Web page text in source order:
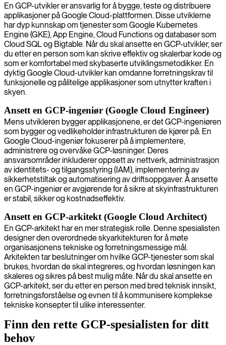
En GCP-utvikler er ansvarlig for å bygge, teste og distribuere
applikasjoner på Google Cloud-plattformen. Disse utviklerne
har dyp kunnskap om tjenester som Google Kubernetes
Engine (GKE), App Engine, Cloud Functions og databaser som
Cloud SQL og Bigtable. Når du skal ansette en GCP-utvikler, ser
du etter en person som kan skrive effektiv og skalerbar kode og
som er komfortabel med skybaserte utviklingsmetodikker. En
dyktig Google Cloud-utvikler kan omdanne forretningskrav til
funksjonelle og pålitelige applikasjoner som utnytter kraften i
skyen.
Ansett en GCP-ingeniør (Google Cloud Engineer)
Mens utvikleren bygger applikasjonene, er det GCP-ingeniøren
som bygger og vedlikeholder infrastrukturen de kjører på. En
Google Cloud-ingeniør fokuserer på å implementere,
administrere og overvåke GCP-løsninger. Deres
ansvarsområder inkluderer oppsett av nettverk, administrasjon
av identitets- og tilgangsstyring (IAM), implementering av
sikkerhetstiltak og automatisering av driftsoppgaver. Å ansette
en GCP-ingeniør er avgjørende for å sikre at skyinfrastrukturen
er stabil, sikker og kostnadseffektiv.
Ansett en GCP-arkitekt (Google Cloud Architect)
En GCP-arkitekt har en mer strategisk rolle. Denne spesialisten
designer den overordnede skyarkitekturen for å møte
organisasjonens tekniske og forretningsmessige mål.
Arkitekten tar beslutninger om hvilke GCP-tjenester som skal
brukes, hvordan de skal integreres, og hvordan løsningen kan
skaleres og sikres på best mulig måte. Når du skal ansette en
GCP-arkitekt, ser du etter en person med bred teknisk innsikt,
forretningsforståelse og evnen til å kommunisere komplekse
tekniske konsepter til ulike interessenter.
Finn den rette GCP-spesialisten for ditt
behov